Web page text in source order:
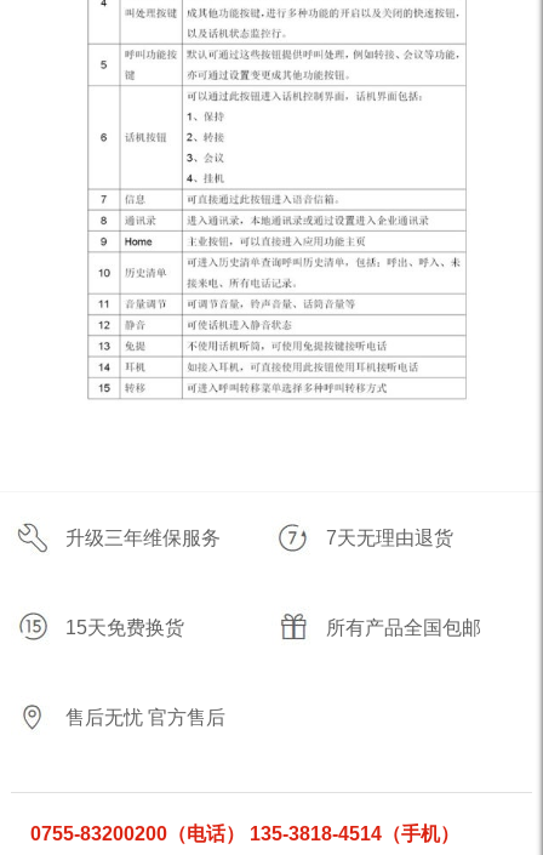
升级三年维保服务 7天无理由退货
15天免费换货 所有产品全国包邮
售后无忧 官方售后
0755-83200200（电话） 135-3818-4514（手机）